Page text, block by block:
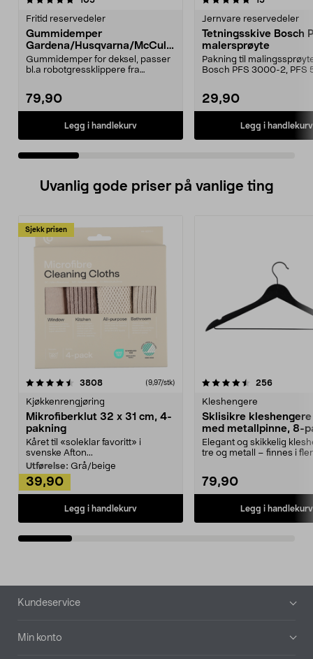
Fritid reservedeler
Gummidemper
Gardena/Husqvarna/McCullo
ch/Flymo
Gummidemper for deksel, passer
bl.a robotgressklippere fra
79,90
Legg i handlekurv
Jernvare reservedeler
Tetningsskive Bosch
malersprøyte
Pakning til
Bosch PFS 3000-2, PFS
29,90
Legg i handlekurv
Uvanlig gode priser på vanlige ting
Sjekk prisen
3808anmeldelser(9,97/stk)
Kjøkkenrengjøring
Mikrofiberklut 32 x 31 cm, 4-
pakning
Kåret til «soleklar favoritt» i
svenske Afton...
Utførelse: Grå/beige
39,90
Legg i handlekurv
4.5av 5 stjerner 256
Kleshengere
Sklisikre
med metallpinne, 8-
Elegant og skikkelig
tre og metall – finnes i
79,90
Legg i handlekurv
4.5av 5 stjerner
Bunntekst
Kundeservice
Min konto